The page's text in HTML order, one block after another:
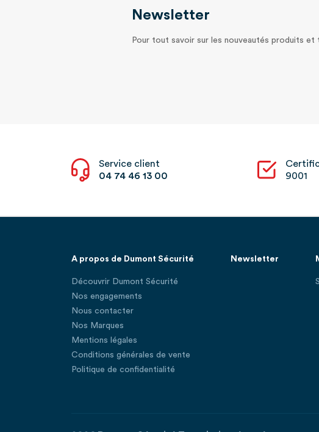
Newsletter
Pour tout savoir sur les nouveautés produits et
Service client
04 74 46 13 00
9001
A propos de Dumont Sécurité
Découvrir Dumont Sécurité
Nos engagements
Nous contacter
Nos Marques
Mentions légales
Conditions générales de vente
Politique de confidentialité
Newsletter